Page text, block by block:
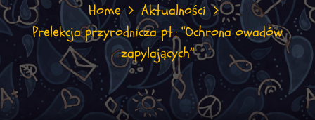
Home
Aktualności
Prelekcja przyrodnicza pt.: “Ochrona owadów
zapylających”